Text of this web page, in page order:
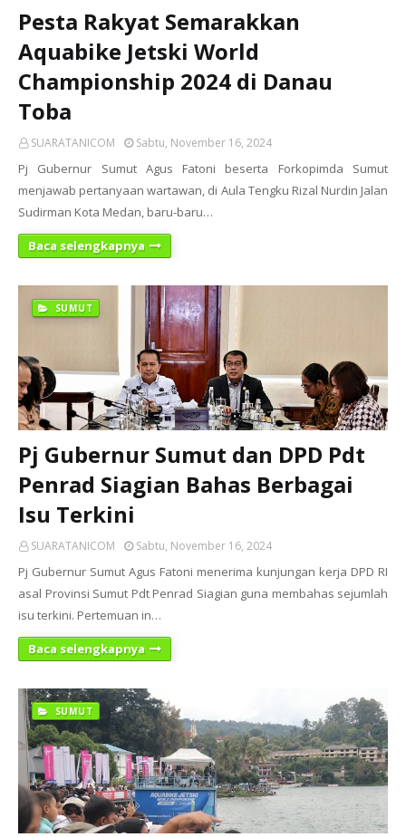
Pesta Rakyat Semarakkan
Aquabike Jetski World
Championship 2024 di Danau
Toba
SUARATANICOM Sabtu, November 16, 2024
Pj Gubernur Sumut Agus Fatoni beserta Forkopimda Sumut
menjawab pertanyaan wartawan, di Aula Tengku Rizal Nurdin Jalan
Sudirman Kota Medan, baru-baru…
Baca selengkapnya
SUMUT
Pj Gubernur Sumut dan DPD Pdt
Penrad Siagian Bahas Berbagai
Isu Terkini
SUARATANICOM Sabtu, November 16, 2024
Pj Gubernur Sumut Agus Fatoni menerima kunjungan kerja DPD RI
asal Provinsi Sumut Pdt Penrad Siagian guna membahas sejumlah
isu terkini. Pertemuan in…
Baca selengkapnya
SUMUT